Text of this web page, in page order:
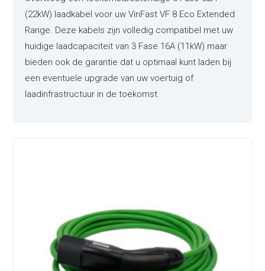
(22kW) laadkabel voor uw VinFast VF 8 Eco Extended
Range. Deze kabels zijn volledig compatibel met uw
huidige laadcapaciteit van 3 Fase 16A (11kW) maar
bieden ook de garantie dat u optimaal kunt laden bij
een eventuele upgrade van uw voertuig of
laadinfrastructuur in de toekomst.